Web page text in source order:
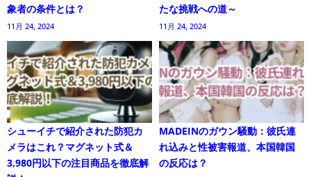
象者の条件とは？
11月 24, 2024
たな挑戦への道～
11月 24, 2024
シューイチで紹介された防犯カ
メラはこれ？マグネット式＆
3,980円以下の注目商品を徹底解
MADEINのガウン騒動：彼氏連
れ込みと性被害報道、本国韓国
の反応は？